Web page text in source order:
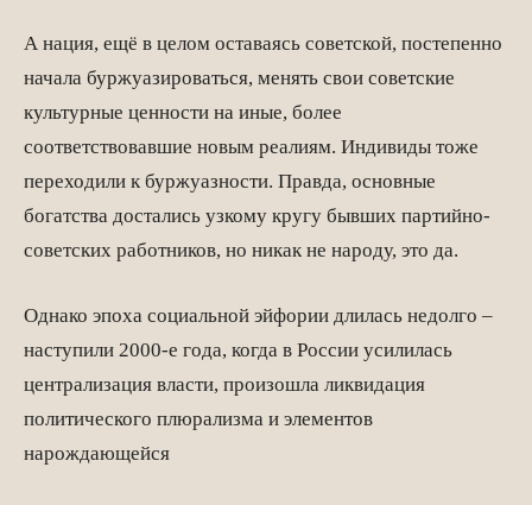
А нация, ещё в целом оставаясь советской, постепенно
начала буржуазироваться, менять свои советские
культурные ценности на иные, более
соответствовавшие новым реалиям. Индивиды тоже
переходили к буржуазности. Правда, основные
богатства достались узкому кругу бывших партийно-
советских работников, но никак не народу, это да.
Однако эпоха социальной эйфории длилась недолго –
наступили 2000-е года, когда в России усилилась
централизация власти, произошла ликвидация
политического плюрализма и элементов
нарождающейся